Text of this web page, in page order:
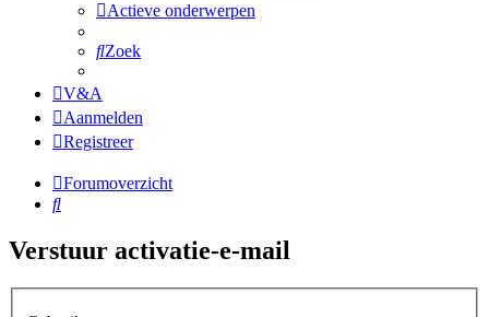
Actieve onderwerpen
Zoek
V&A
Aanmelden
Registreer
Forumoverzicht
Zoek
Verstuur activatie-e-mail